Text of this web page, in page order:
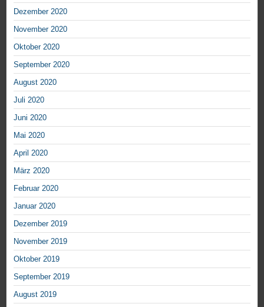
Dezember 2020
November 2020
Oktober 2020
September 2020
August 2020
Juli 2020
Juni 2020
Mai 2020
April 2020
März 2020
Februar 2020
Januar 2020
Dezember 2019
November 2019
Oktober 2019
September 2019
August 2019